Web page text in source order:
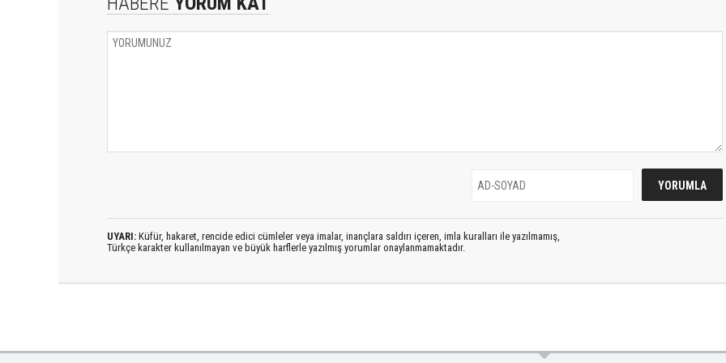
UYARI: Küfür, hakaret, rencide edici cümleler veya imalar, inançlara saldırı içeren, imla kuralları ile yazılmamış,
Türkçe karakter kullanılmayan ve büyük harflerle yazılmış yorumlar onaylanmamaktadır.